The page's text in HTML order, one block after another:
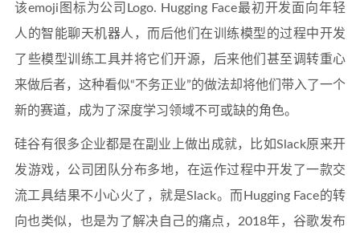
该emoji图标为公司Logo. Hugging Face最初开发面向年轻
人的智能聊天机器人，而后他们在训练模型的过程中开发
了些模型训练工具并将它们开源，后来他们甚至调转重心
来做后者，这种看似“不务正业”的做法却将他们带入了一个
新的赛道，成为了深度学习领域不可或缺的角色。
硅谷有很多企业都是在副业上做出成就，比如Slack原来开
发游戏，公司团队分布多地，在运作过程中开发了一款交
流工具结果不小心火了，就是Slack。而Hugging Face的转
向也类似，也是为了解决自己的痛点，2018年，谷歌发布